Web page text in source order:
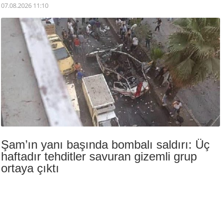
07.08.2026 11:10
Şam’ın yanı başında bombalı saldırı: Üç
haftadır tehditler savuran gizemli grup
ortaya çıktı